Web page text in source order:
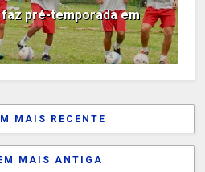
pré-temporada em
MAIS RECENTE
MAIS ANTIGA